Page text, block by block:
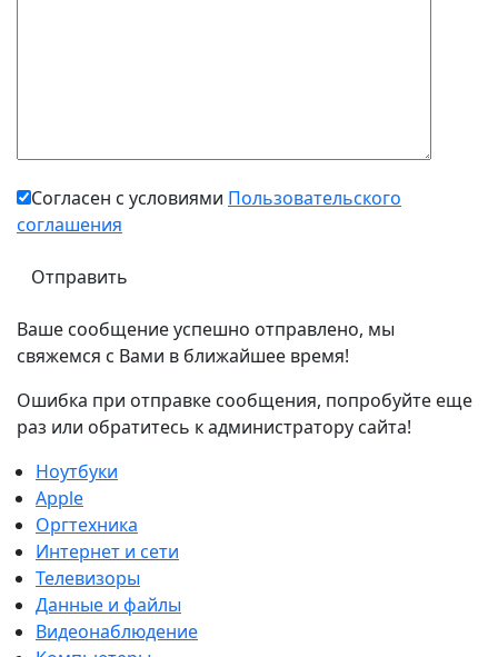
Согласен с условиями Пользовательского
соглашения
Ваше сообщение успешно отправлено, мы
свяжемся с Вами в ближайшее время!
Ошибка при отправке сообщения, попробуйте еще
раз или обратитесь к администратору сайта!
Ноутбуки
Apple
Оргтехника
Интернет и сети
Телевизоры
Данные и файлы
Видеонаблюдение